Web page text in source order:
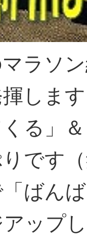
ラソ
しま
くる」
です
「ばん
ップ